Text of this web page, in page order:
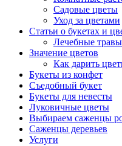
Садовые цветы
Уход за цветами
Статьи о букетах и
Лечебные травы
Значение цветов
Как дарить
Букеты из конфет
Съедобный букет
Букеты для невесты
Луковичные цветы
Выбираем саженцы
Саженцы деревьев
Услуги